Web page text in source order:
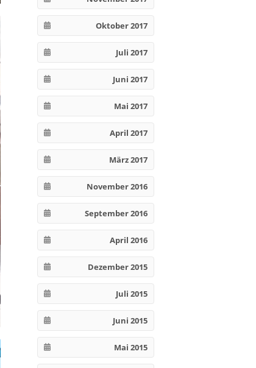
Oktober 2017
Juli 2017
Juni 2017
Mai 2017
April 2017
März 2017
November 2016
September 2016
April 2016
Dezember 2015
Juli 2015
Juni 2015
Mai 2015